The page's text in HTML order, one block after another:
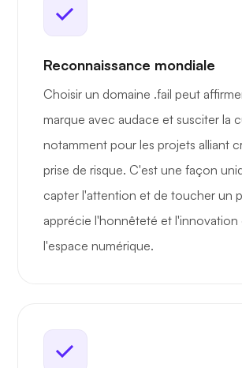
Reconnaissance mondiale
Choisir un domaine .fail peut
marque avec audace et susciter la
notamment pour les projets alliant
prise de risque. C'est une façon
capter l'attention et de toucher un
apprécie l'honnêteté et l'innovation
l'espace numérique.